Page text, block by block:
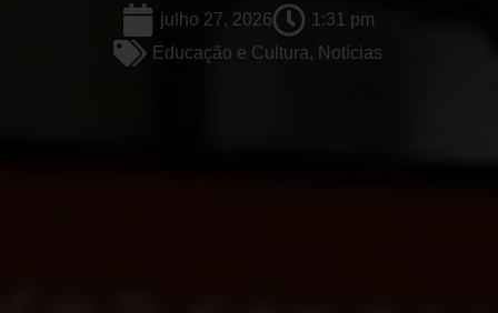
julho 27, 2026
1:31 pm
Educação e Cultura, Notícias